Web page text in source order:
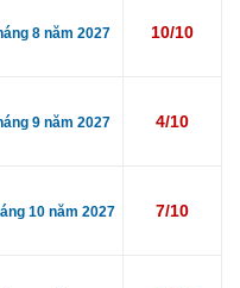
8 năm 2027 10/10
9 năm 2027 4/10
10 năm 2027 7/10